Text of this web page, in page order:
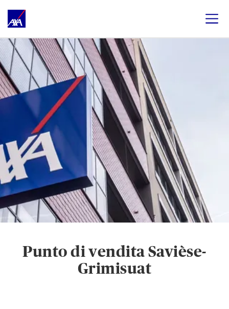
Punto di vendita Savièse-
Grimisuat